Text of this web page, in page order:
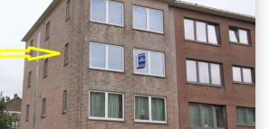
Verhuurd: Appartement
-
1